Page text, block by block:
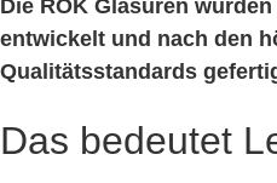
Die ROK Glasuren
entwickelt und nach den
Qualitätsstandards
Das bedeutet